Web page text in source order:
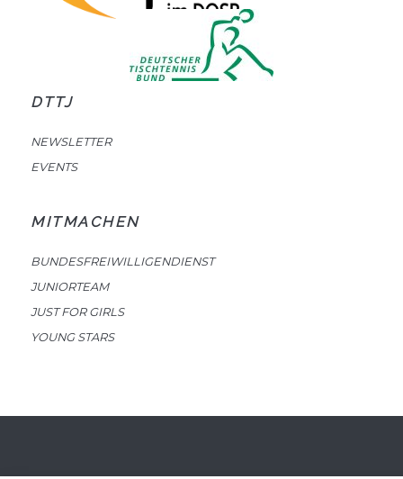
DTTJ
NEWSLETTER
EVENTS
MITMACHEN
BUNDESFREIWILLIGENDIENST
JUNIORTEAM
JUST FOR GIRLS
YOUNG STARS